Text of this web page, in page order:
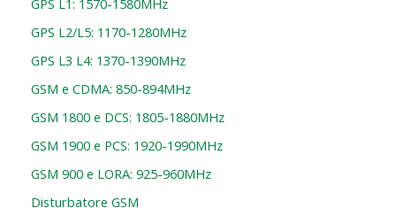
GPS L1: 1570-1580MHz
GPS L2/L5: 1170-1280MHz
GPS L3 L4: 1370-1390MHz
GSM e CDMA: 850-894MHz
GSM 1800 e DCS: 1805-1880MHz
GSM 1900 e PCS: 1920-1990MHz
GSM 900 e LORA: 925-960MHz
Disturbatore GSM